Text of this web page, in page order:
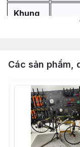
Khung
QR
Đen
Các sản phẩm,